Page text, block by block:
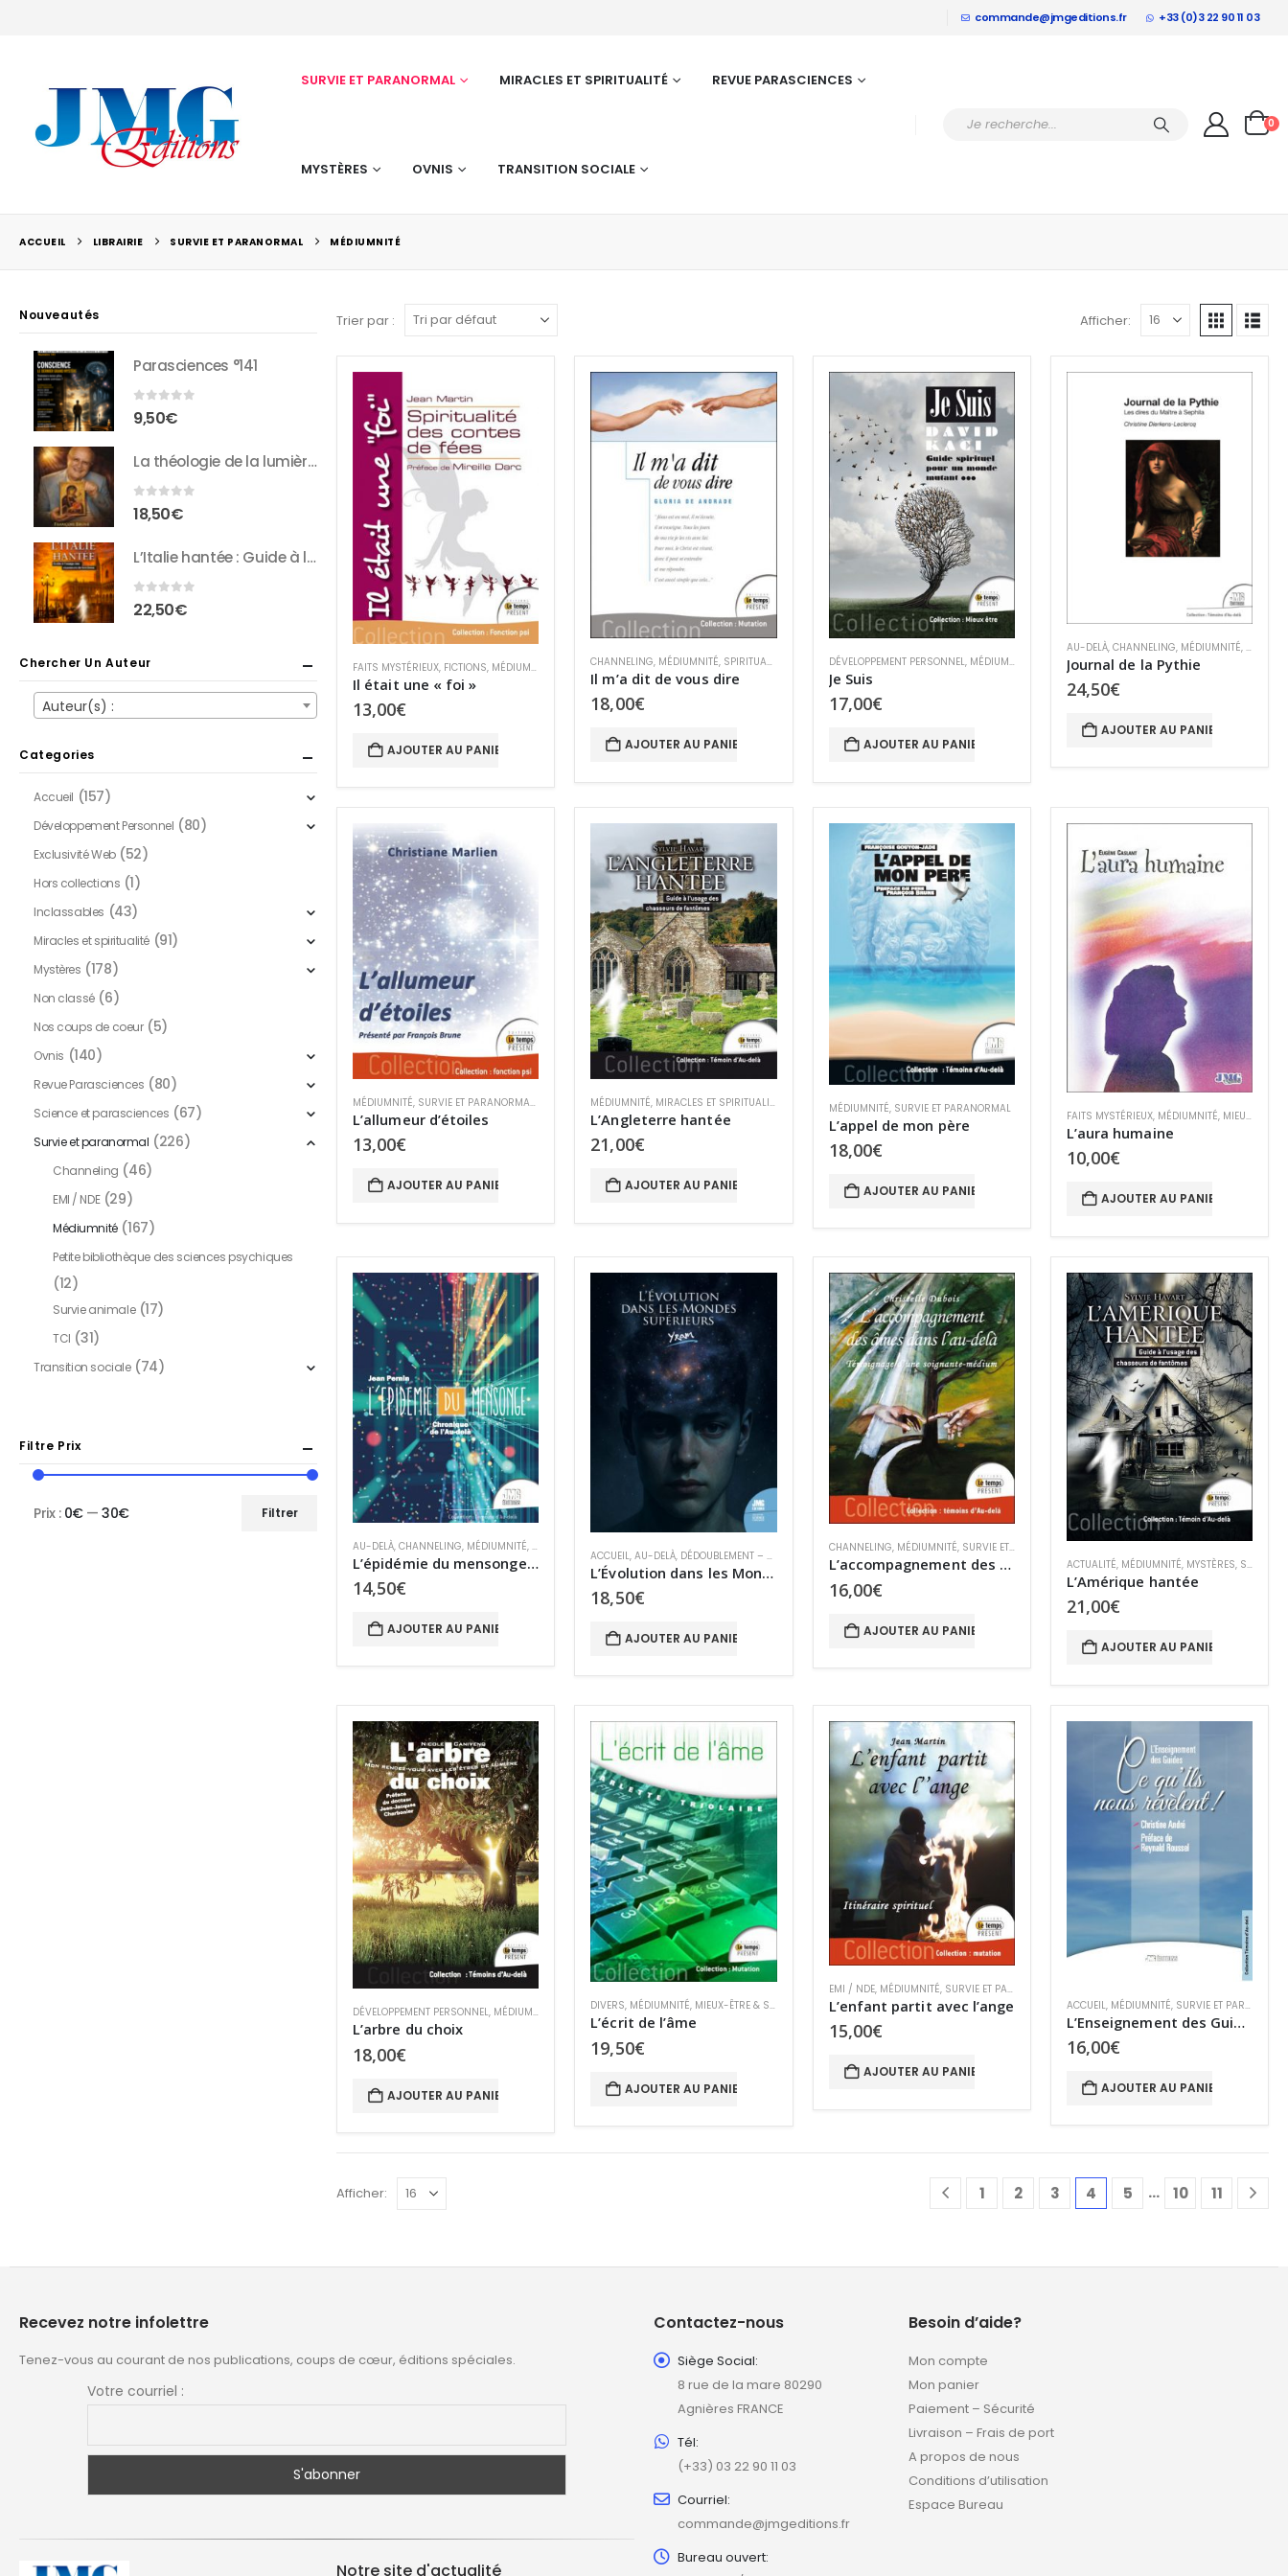
commande@jmgeditions.fr +33 (0)3 22 90 11 03
SURVIE ET PARANORMAL MIRACLES ET SPIRITUALITÉ REVUE PARASCIENCES
MYSTÈRES OVNIS TRANSITION SOCIALE
0
ACCUEIL LIBRAIRIE SURVIE ET PARANORMAL MÉDIUMNITÉ
Trier par : Afficher:
FAITS MYSTÉRIEUX, FICTIONS, MÉDIUMNITÉ ,SURVIE ANIMALE,SURVIE ET PARANORMAL
Il était une « foi »
13,00€
AJOUTER AU PANIER
CHANNELING, MÉDIUMNITÉ, SPIRITUALITÉ SURVIE ET PARANORMAL
Il m’a dit de vous dire
18,00€
AJOUTER AU PANIER
DÉVELOPPEMENT PERSONNEL, MÉDIUMNITÉ MIEUX-ÊTRE & SANTÉ
Je Suis
17,00€
AJOUTER AU PANIER
AU-DELÀ, CHANNELING, MÉDIUMNITÉ,
Journal de la Pythie
24,50€
AJOUTER AU PANIER
MÉDIUMNITÉ, SURVIE ET PARANORMAL
L’allumeur d’étoiles
13,00€
AJOUTER AU PANIER
MÉDIUMNITÉ, MIRACLES ET SPIRITUALITÉ SURVIE ET PARANORMAL
L’Angleterre hantée
21,00€
AJOUTER AU PANIER
MÉDIUMNITÉ, SURVIE ET PARANORMAL
L’appel de mon père
18,00€
AJOUTER AU PANIER
FAITS MYSTÉRIEUX, MÉDIUMNITÉ, MIEUX-ÊTRE & SANTÉ
L’aura humaine
10,00€
AJOUTER AU PANIER
AU-DELÀ, CHANNELING, MÉDIUMNITÉ, SURVIE ET PARANORMAL
L’épidémie du mensonge – Tome I
14,50€
AJOUTER AU PANIER
ACCUEIL,AU-DELÀ, DÉDOUBLEMENT – OBE PETITE BIBLIOTHÈQUE DES SCIENCES PSYCHIQUES
L’Évolution dans les Mondes supérieurs
18,50€
AJOUTER AU PANIER
CHANNELING, MÉDIUMNITÉ, SURVIE ET PARANORMAL
L’accompagnement des âmes dans l’au-delà
16,00€
AJOUTER AU PANIER
ACTUALITÉ, MÉDIUMNITÉ, MYSTÈRES, SURVIE ET PARANORMAL
L’Amérique hantée
21,00€
AJOUTER AU PANIER
DÉVELOPPEMENT PERSONNEL, MÉDIUMNITÉ MIEUX-ÊTRE & SANTÉ,MYSTÈRES,SURVIE ET PARANORMAL
L’arbre du choix
18,00€
AJOUTER AU PANIER
DIVERS, MÉDIUMNITÉ, MIEUX-ÊTRE & SANTÉ RÉCITS
L’écrit de l’âme
19,50€
AJOUTER AU PANIER
EMI / NDE, MÉDIUMNITÉ, SURVIE ET PARANORMAL
L’enfant partit avec l’ange
15,00€
AJOUTER AU PANIER
ACCUEIL, MÉDIUMNITÉ, SURVIE ET PARANORMAL
L’Enseignement des Guides
16,00€
AJOUTER AU PANIER
Afficher: 1 2 3 4 5 … 10 11
Nouveautés
Parasciences °141
0 sur 5
9,50€
La théologie de la lumière : Entretiens inédits avec François Brune
0sur 5
18,50€
L’Italie hantée : Guide à l’usage des chasseurs de fantômes
0 sur 5
22,50€
Chercher Un Auteur
Auteur(s) :
Categories
Accueil (157)
Développement Personnel (80)
Exclusivité Web (52)
Hors collections (1)
Inclassables (43)
Miracles et spiritualité (91)
Mystères (178)
Non classé (6)
Nos coups de coeur (5)
Ovnis (140)
Revue Parasciences (80)
Science et parasciences (67)
Survie et paranormal (226)
Channeling (46)
EMI / NDE (29)
Médiumnité (167)
Petite bibliothèque des sciences psychiques
(12)
Survie animale (17)
TCI (31)
Transition sociale (74)
Filtre Prix
Filtrer
Prix : 0€—30€
Recevez notre infolettre
Tenez-vous au courant de nos publications, coups de cœur, éditions spéciales.
Votre courriel :
Notre site d'actualité
Contactez-nous
Siège Social:
8 rue de la mare 80290
Agnières FRANCE
Tél:
(+33) 03 22 90 11 03
Courriel:
commande@jmgeditions.fr
Bureau ouvert:
Besoin d’aide?
Mon compte
Mon panier
Paiement – Sécurité
Livraison – Frais de port
A propos de nous
Conditions d’utilisation
Espace Bureau